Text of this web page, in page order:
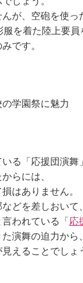
が、空砲を使っ
を着た陸上要員
です。
る「応援団演舞
らには、
はありません。
どを差しおいて、
言われている「 応
演舞の迫力から、
えることでしょ